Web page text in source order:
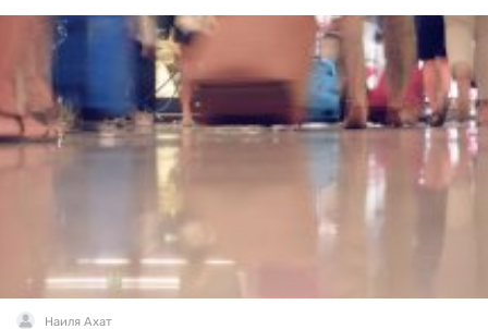
Наиля Ахат